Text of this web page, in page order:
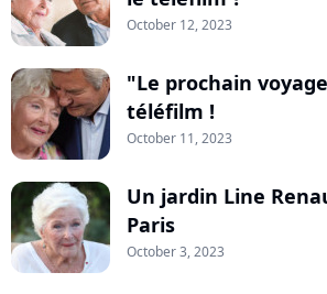
October 12, 2023
"Le prochain
téléfilm !
October 11, 2023
Un jardin Line
Paris
October 3, 2023